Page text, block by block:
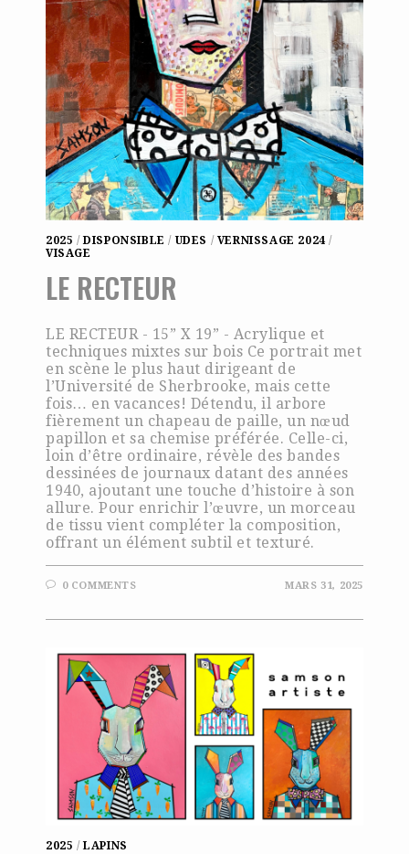
2025 /DISPONSIBLE /UDES / VERNISSAGE 2024 /
VISAGE
LE RECTEUR
LE RECTEUR - 15” X 19” - Acrylique et
techniques mixtes sur bois Ce portrait met
en scène le plus haut dirigeant de
l’Université de Sherbrooke, mais cette
fois… en vacances! Détendu, il arbore
fièrement un chapeau de paille, un nœud
papillon et sa chemise préférée. Celle-ci,
loin d’être ordinaire, révèle des bandes
dessinées de journaux datant des années
1940, ajoutant une touche d’histoire à son
allure. Pour enrichir l’œuvre, un morceau
de tissu vient compléter la composition,
offrant un élément subtil et texturé.
0 COMMENTS MARS 31, 2025
2025 /LAPINS